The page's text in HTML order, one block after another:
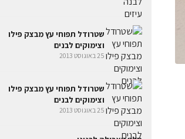
שטרודל תפוחי עץ מבצק פילו
וצימוקים לבנים
25 באוגוסט 2013
שטרודל תפוחי עץ מבצק פילו
וצימוקים לבנים
25 באוגוסט 2013